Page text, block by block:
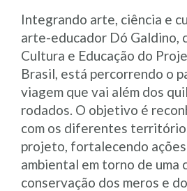
Integrando arte, ciência e
arte-educador Dó Galdino,
Cultura e Educação do
Brasil, está percorrendo o
viagem que vai além dos
rodados. O objetivo é
com os diferentes
projeto, fortalecendo
ambiental em torno de uma
conservação dos meros e